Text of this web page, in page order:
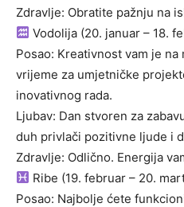
Zdravlje: Obratite pažnju na
Vodolija (20. januar – 18.
Posao: Kreativnost vam je
vrijeme za umjetničke
inovativnog rada.
Ljubav: Dan stvoren za
duh privlači pozitivne ljude i
Zdravlje: Odlično. Energija
Ribe (19. februar – 20.
Posao: Najbolje ćete